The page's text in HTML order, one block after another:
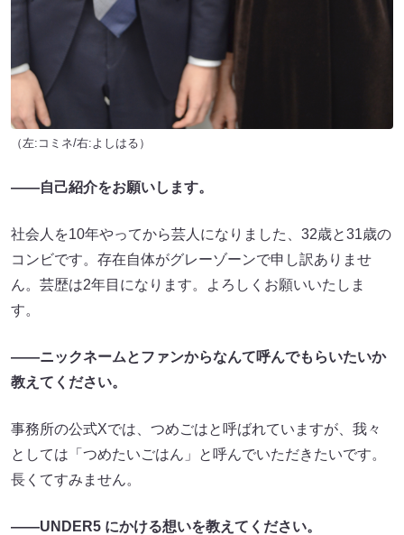
（左:コミネ/右:よしはる）
――自己紹介をお願いします。
社会人を10年やってから芸人になりました、32歳と31歳の
コンビです。存在自体がグレーゾーンで申し訳ありませ
ん。芸歴は2年目になります。よろしくお願いいたしま
す。
――ニックネームとファンからなんて呼んでもらいたいか
教えてください。
事務所の公式Xでは、つめごはと呼ばれていますが、我々
としては「つめたいごはん」と呼んでいただきたいです。
長くてすみません。
――UNDER5 にかける想いを教えてください。